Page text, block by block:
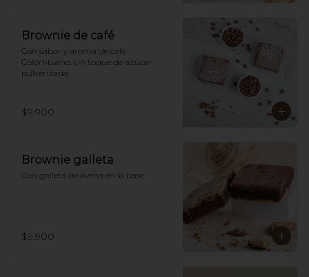
Brownie de café
Con sabor y aroma de café
Colombiano. Un toque de azúcar
pulverizada.
$9.900
Brownie galleta
Con galleta de avena en la base
$9.900